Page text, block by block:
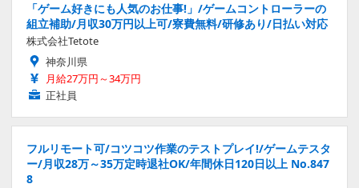
「ゲーム好きにも人気のお仕事!」/ゲームコントローラーの
組立補助/月収30万円以上可/寮費無料/研修あり/日払い対応
株式会社Tetote
神奈川県
月給27万円～34万円
正社員
フルリモート可/コツコツ作業のテストプレイ!/ゲームテスタ
ー/月収28万～35万定時退社OK/年間休日120日以上 No.847
8